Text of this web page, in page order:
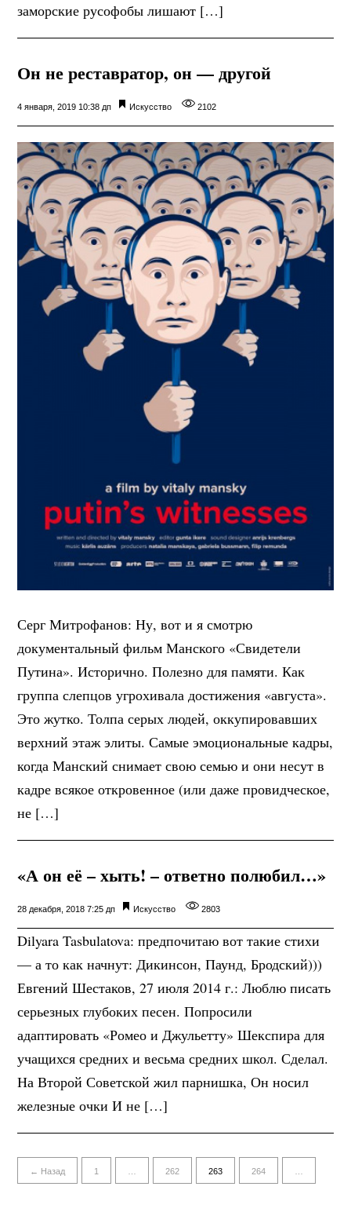
заморские русофобы лишают […]
Он не реставратор, он — другой
4 января, 2019 10:38 дп Искусство 2102
Серг Митрофанов: Ну, вот и я смотрю
документальный фильм Манского «Свидетели
Путина». Исторично. Полезно для памяти. Как
группа слепцов угрохивала достижения «августа».
Это жутко. Толпа серых людей, оккупировавших
верхний этаж элиты. Самые эмоциональные кадры,
когда Манский снимает свою семью и они несут в
кадре всякое откровенное (или даже провидческое,
не […]
«А он её – хыть! – ответно полюбил…»
28 декабря, 2018 7:25 дп Искусство 2803
Dilyara Tasbulatova: предпочитаю вот такие стихи
— а то как начнут: Дикинсон, Паунд, Бродский)))
Евгений Шестаков, 27 июля 2014 г.: Люблю писать
серьезных глубоких песен. Попросили
адаптировать «Ромео и Джульетту» Шекспира для
учащихся средних и весьма средних школ. Сделал.
На Второй Советской жил парнишка, Он носил
железные очки И не […]
← Назад 1 … 262 263 264 …